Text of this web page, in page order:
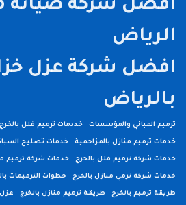
افضل شركة صيانة
الرياض
افضل شركة عزل
بالرياض
ترميم المباني والمؤسسات خددمات ترميم فلل بالخرج
خدمات ترميم منازل بالمزاحمية خدمات تصليح
خدمات شركة ترميم فلل بالخرج خدمات شركة ترميم
خدمات شركة ترمي منازل بالخرج خطوات الترميمات
طريقة ترميم بالخرج طريقة ترميم منازل بالخرج عزل